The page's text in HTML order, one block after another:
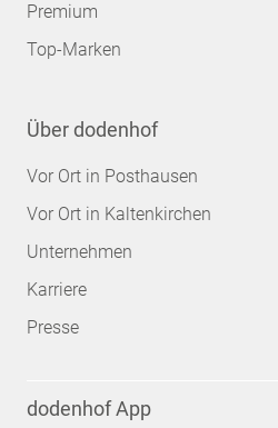
Premium
Top-Marken
Über dodenhof
Vor Ort in Posthausen
Vor Ort in Kaltenkirchen
Unternehmen
Karriere
Presse
dodenhof App